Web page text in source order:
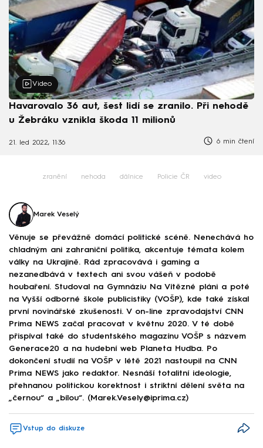
Video
Havarovalo 36 aut, šest lidí se zranilo. Při nehodě
u Žebráku vznikla škoda 11 milionů
21. led 2022, 11:36 6 min čtení
zranění nehoda dálnice Policie ČR video
Marek Veselý
Věnuje se převážně domácí politické scéně. Nenechává ho
chladným ani zahraniční politika, akcentuje témata kolem
války na Ukrajině. Rád zpracovává i gaming a
nezanedbává v textech ani svou vášeň v podobě
houbaření. Studoval na Gymnáziu Na Vítězné pláni a poté
na Vyšší odborné škole publicistiky (VOŠP), kde také získal
první novinářské zkušenosti. V on-line zpravodajství CNN
Prima NEWS začal pracovat v květnu 2020. V té době
přispíval také do studentského magazínu VOŠP s názvem
Generace20 a na hudební web Planeta Hudba. Po
dokončení studií na VOŠP v létě 2021 nastoupil na CNN
Prima NEWS jako redaktor. Nesnáší totalitní ideologie,
přehnanou politickou korektnost i striktní dělení světa na
„černou“ a „bílou“. (Marek.Vesely@iprima.cz)
Vstup do diskuze